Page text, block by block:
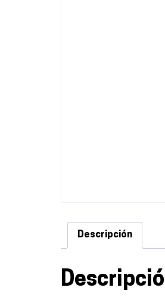
Descripción